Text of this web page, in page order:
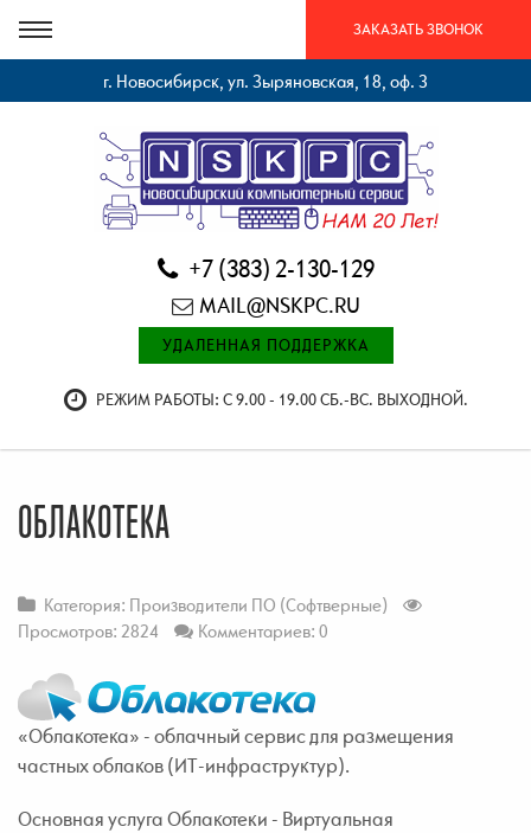
ЗАКАЗАТЬ ЗВОНОК
г. Новосибирск, ул. Зыряновская, 18, оф. 3
+7 (383) 2-130-129
MAIL@NSKPC.RU
УДАЛЕННАЯ ПОДДЕРЖКА
РЕЖИМ РАБОТЫ: С 9.00 - 19.00 СБ.-ВС. ВЫХОДНОЙ.
ОБЛАКОТЕКА
Категория: Производители ПО (Софтверные)
Просмотров: 2824
Комментариев: 0
«Облакотека» - облачный сервис для размещения
частных облаков (ИТ-инфраструктур).
Основная услуга Облакотеки - Виртуальная